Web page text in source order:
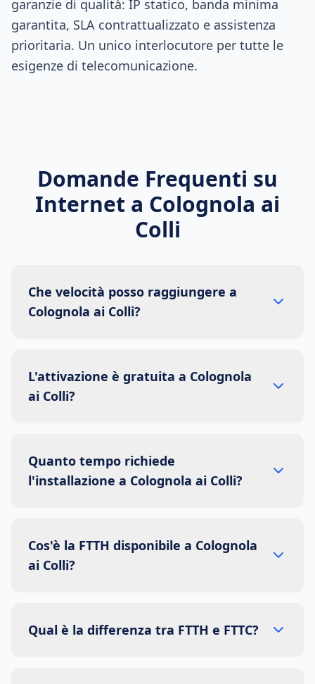
garanzie di qualità: IP statico, banda minima
garantita, SLA contrattualizzato e assistenza
prioritaria. Un unico interlocutore per tutte le
esigenze di telecomunicazione.
Domande Frequenti su
Internet a Colognola ai
Colli
Che velocità posso raggiungere a
Colognola ai Colli?
L'attivazione è gratuita a Colognola
ai Colli?
Quanto tempo richiede
l'installazione a Colognola ai Colli?
Cos'è la FTTH disponibile a Colognola
ai Colli?
Qual è la differenza tra FTTH e FTTC?